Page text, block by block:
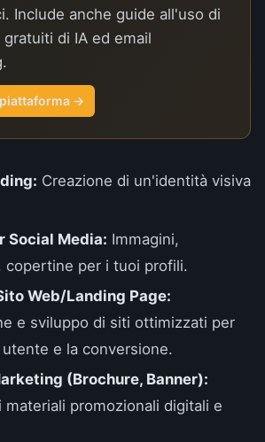
Include anche guide all'uso di
di IA ed email
→
Creazione di un'identità visiva
Social Media: Immagini,
copertine per i tuoi profili.
Web/Landing Page:
e sviluppo di siti ottimizzati per
e la conversione.
(Brochure, Banner):
materiali promozionali digitali e